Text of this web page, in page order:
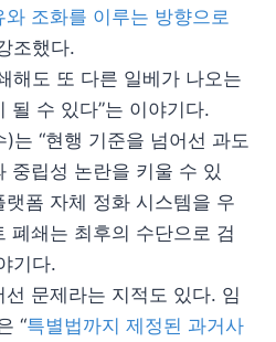
조화를 이루는 방향으로
조했다.
해도 또 다른 일베가 나오는
될 수 있다”는 이야기다.
는 “현행 기준을 넘어선 과도
중립성 논란을 키울 수 있
랫폼 자체 정화 시스템을 우
폐쇄는 최후의 수단으로 검
기다.
문제라는 지적도 있다. 임
“특별법까지 제정된 과거사